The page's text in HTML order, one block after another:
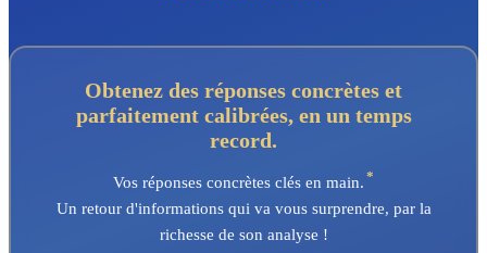
Obtenez des réponses concrètes et
parfaitement calibrées, en un temps
record.
Vos réponses concrètes clés en main. *
Un retour d'informations qui va vous surprendre, par la
richesse de son analyse !